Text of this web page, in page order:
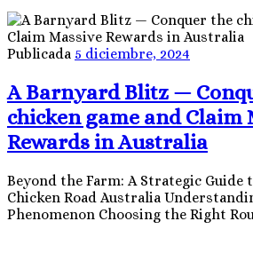
Publicada 5 diciembre, 2024
A Barnyard Blitz —
chicken game and Claim
Rewards in Australia
Beyond the Farm: A Strategic Guide
Chicken Road Australia
Phenomenon Choosing the Right